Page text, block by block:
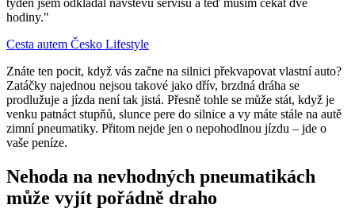
týden jsem odkládal návštěvu servisu a teď musím čekat dvě
hodiny."
Cesta autem Česko Lifestyle
Znáte ten pocit, když vás začne na silnici překvapovat vlastní auto?
Zatáčky najednou nejsou takové jako dřív, brzdná dráha se
prodlužuje a jízda není tak jistá. Přesně tohle se může stát, když je
venku patnáct stupňů, slunce pere do silnice a vy máte stále na autě
zimní pneumatiky. Přitom nejde jen o nepohodlnou jízdu – jde o
vaše peníze.
Nehoda na nevhodných pneumatikách
může vyjít pořádně draho